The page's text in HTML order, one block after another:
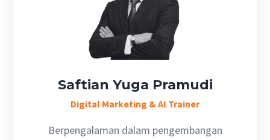
Saftian Yuga Pramudi
Digital Marketing & AI Trainer
Berpengalaman dalam pengembangan